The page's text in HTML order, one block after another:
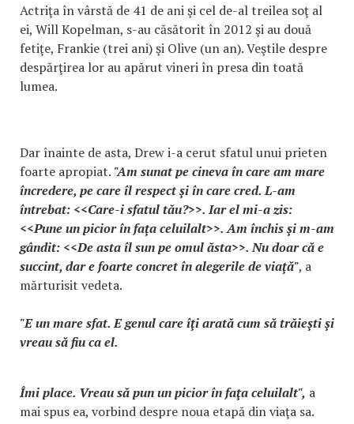
Actriţa în vârstă de 41 de ani şi cel de-al treilea soţ al
ei, Will Kopelman, s-au căsătorit în 2012 şi au două
fetiţe, Frankie (trei ani) şi Olive (un an). Veştile despre
despărţirea lor au apărut vineri în presa din toată
lumea.
Dar înainte de asta, Drew i-a cerut sfatul unui prieten
foarte apropiat. "Am sunat pe cineva în care am mare
încredere, pe care îl respect şi în care cred. L-am
întrebat: <<Care-i sfatul tău?>>. Iar el mi-a zis:
<<Pune un picior în faţa celuilalt>>. Am închis şi m-am
gândit: <<De asta îl sun pe omul ăsta>>. Nu doar că e
succint, dar e foarte concret în alegerile de viaţă", a
mărturisit vedeta.
"E un mare sfat. E genul care îţi arată cum să trăieşti şi
vreau să fiu ca el.
Îmi place. Vreau să pun un picior în faţa celuilalt", a
mai spus ea, vorbind despre noua etapă din viaţa sa.